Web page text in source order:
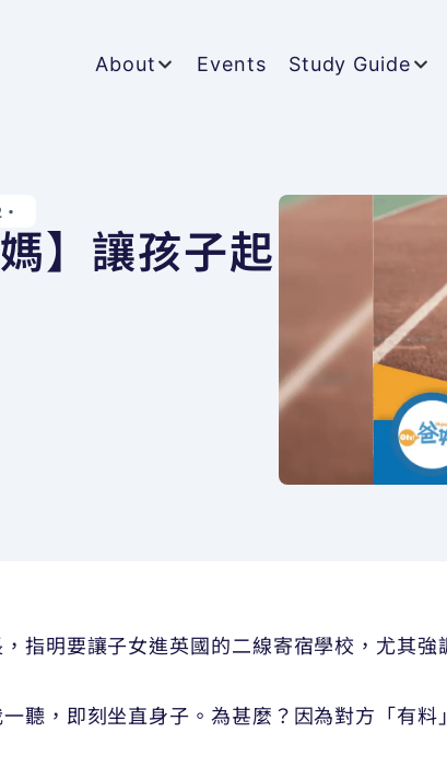
About Events Study Guide
•
】讓孩子起
指明要讓子女進英國的二線寄宿學校，尤其
聽，即刻坐直身子。為甚麼？因為對方「有料